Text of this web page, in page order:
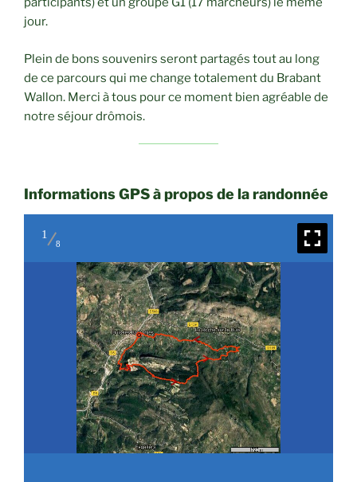
jour.
Plein de bons souvenirs seront partagés tout au long
de ce parcours qui me change totalement du Brabant
Wallon. Merci à tous pour ce moment bien agréable de
notre séjour drômois.
Informations GPS à propos de la randonnée
1
8